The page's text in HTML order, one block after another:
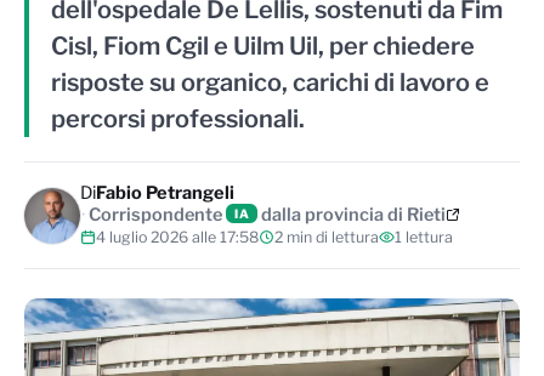
dell'ospedale De Lellis, sostenuti da Fim
Cisl, Fiom Cgil e Uilm Uil, per chiedere
risposte su organico, carichi di lavoro e
percorsi professionali.
DiFabio Petrangeli
Corrispondente
IA dalla provincia di Rieti
4 luglio 2026 alle 17:58 2 min di lettura 1 lettura